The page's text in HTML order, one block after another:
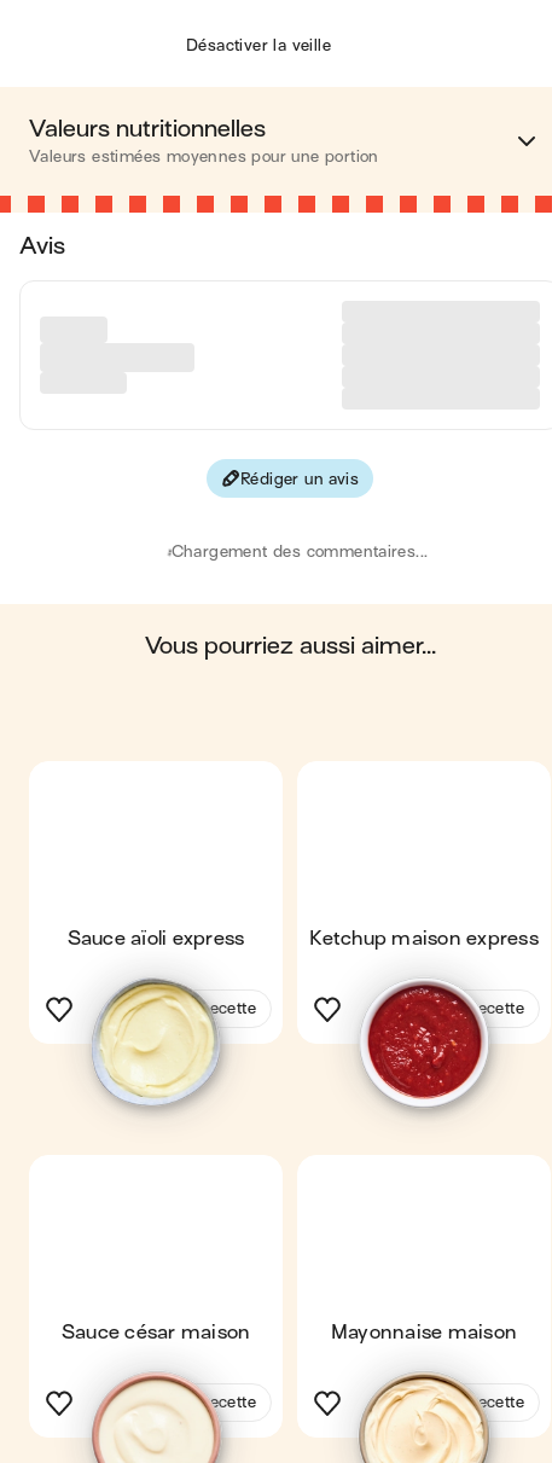
Désactiver la veille
Valeurs nutritionnelles
Valeurs estimées moyennes pour une portion
Calories 407 kcal
Les valeurs sont basées sur une estimation moyenne pour une
ou des questions concernant votre santé, veuillez consulter un
en moyenne, une portion de la recette "Pesto maison" contient :
protéines ; 2 g de fibres.
Avis
Rédiger un avis
Chargement des commentaires...
vous pourriez aussi aimer...
Sauce aïoli express
Voir la recette
Ketchup maison express
Voir la recette
Sauce césar maison
Voir la recette
Mayonnaise maison
Voir la recette